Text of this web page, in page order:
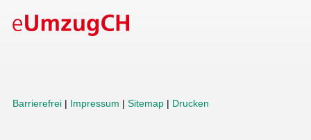
Barrierefrei | Impressum | Sitemap | Drucken